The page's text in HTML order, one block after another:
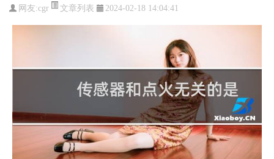
网友:cgr 文章列表 2024-02-18 14:04:41